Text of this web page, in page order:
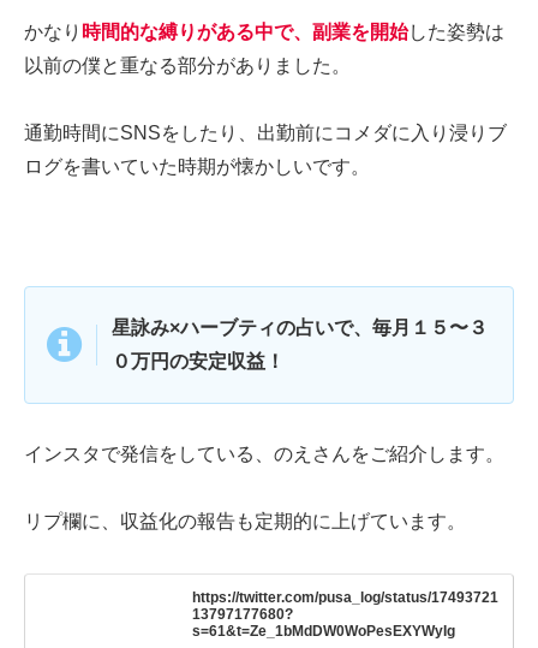
かなり 時間的な縛りがある中で、副業を開始した姿勢は
以前の僕と重なる部分がありました。
通勤時間にSNSをしたり、出勤前にコメダに入り浸りブ
ログを書いていた時期が懐かしいです。
星詠み×ハーブティの占いで、毎月１５〜３
０万円の安定収益！
インスタで発信をしている、のえさんをご紹介します。
リプ欄に、収益化の報告も定期的に上げています。
https://twitter.com/pusa_log/status/17493721
13797177680?
s=61&t=Ze_1bMdDW0WoPesEXYWyIg